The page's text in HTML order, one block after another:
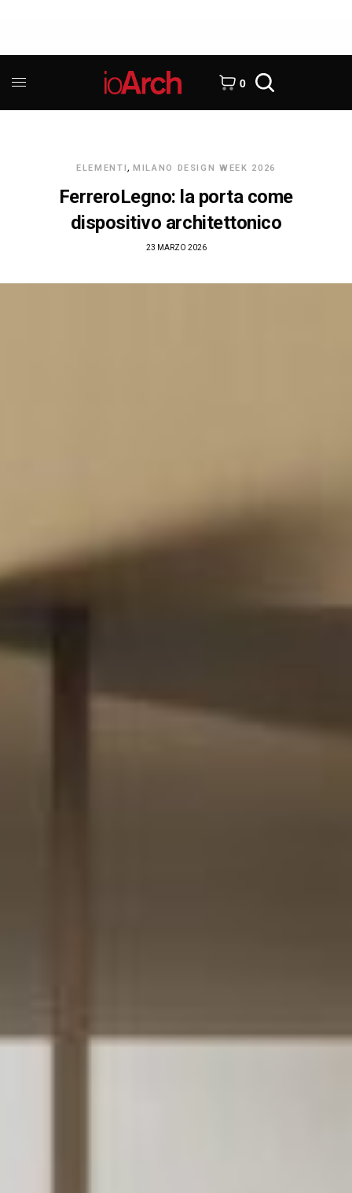
0
ELEMENTI, MILANO DESIGN WEEK 2026
FerreroLegno: la porta come
dispositivo architettonico
23 MARZO 2026